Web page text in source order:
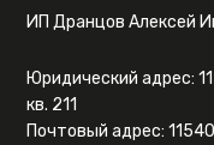
ИП Дранцов Алексей
Юридический адрес:
кв. 211
Почтовый адрес: